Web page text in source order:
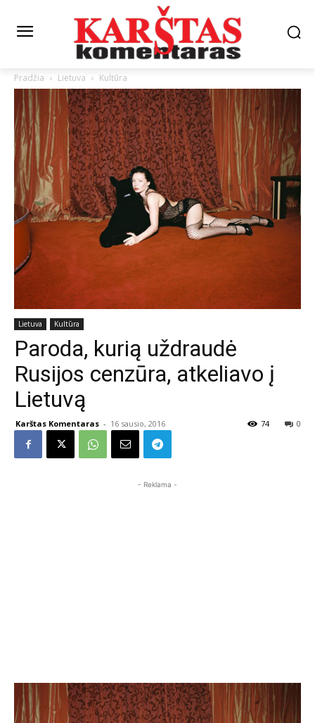
Pradžia Lietuva Kultūra
Lietuva Kultūra
Paroda, kurią uždraudė
Rusijos cenzūra, atkeliavo į
Lietuvą
Karštas Komentaras - 16 sausio, 2016 0
74
- Reklama -